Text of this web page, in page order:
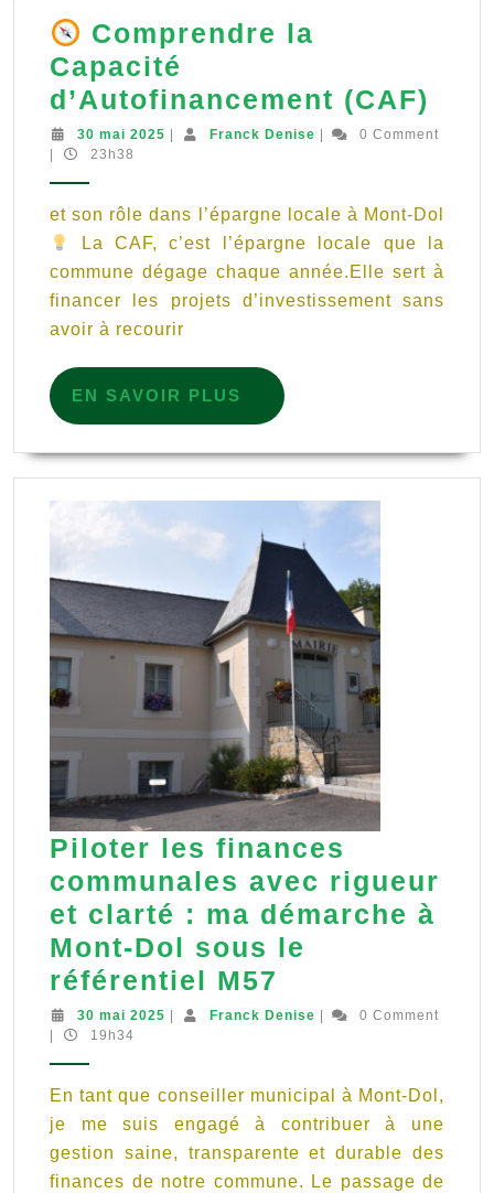
Comprendre la
Capacité
d’Autofinancement (CAF)
30 mai 2025 30
Franck Denise Franck0 Comment
23h38
et son rôle dans l’épargne locale à Mont-Dol
La CAF, c’est l’épargne locale que la
commune dégage chaque année.Elle sert à
financer les projets d’investissement sans
avoir à recourir
EN SAVOIR PLUS
EN
SAVOIR
Piloter les finances
communales avec rigueur
et clarté : ma démarche à
Mont-Dol sous le
référentiel M57
les
avec
rigueur
et
30 mai 2025 30
| Franck Denise Franck
|
0 Comment
|
19h34
En tant que conseiller municipal à Mont-Dol,
je me suis engagé à contribuer à une
gestion saine, transparente et durable des
finances de notre commune. Le passage de